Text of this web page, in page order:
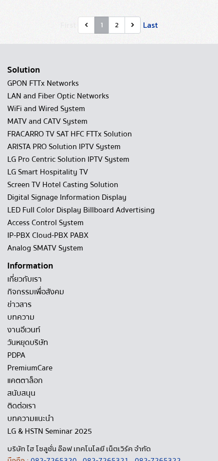
1 2 Last
Solution
GPON FTTx Networks
LAN and Fiber Optic Networks
WiFi and Wired System
MATV and CATV System
FRACARRO TV SAT HFC FTTx Solution
ARISTA PRO Solution IPTV System
LG Pro Centric Solution IPTV System
LG Smart Hospitality TV
Screen TV Hotel Casting Solution
Digital Signage Information Display
LED Full Color Display Billboard Advertising
Access Control System
IP-PBX Cloud-PBX PABX
Analog SMATV System
Information
เกี่ยวกับเรา
กิจกรรมเพื่อสังคม
ข่าวสาร
บทความ
งานอีเวนท์
วันหยุดบริษัท
PDPA
PremiumCare
แคตตาล็อก
สนับสนุน
ติดต่อเรา
บทความแนะนำ
LG & HSTN Seminar 2025
บริษัท ไฮ โซลูชั่น อ๊อฟ เทคโนโลยี เน็ตเวิร์ค จำกัด